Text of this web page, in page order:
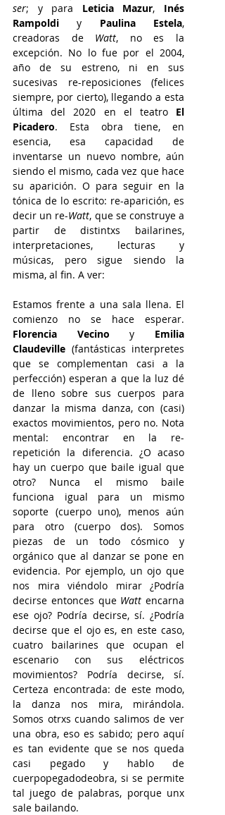
ser; y para Leticia Mazur, Inés
Rampoldi y Paulina Estela,
creadoras de Watt, no es la
excepción. No lo fue por el 2004,
año de su estreno, ni en sus
sucesivas re-reposiciones (felices
siempre, por cierto), llegando a esta
última del 2020 en el teatro El
Picadero. Esta obra tiene, en
esencia, esa capacidad de
inventarse un nuevo nombre, aún
siendo el mismo, cada vez que hace
su aparición. O para seguir en la
tónica de lo escrito: re-aparición, es
decir un re-Watt, que se construye a
partir de distintxs bailarines,
interpretaciones, lecturas y
músicas, pero sigue siendo la
misma, al fin. A ver:
Estamos frente a una sala llena. El
Florencia Vecino y Emilia
Claudeville (fantásticas interpretes
que se complementan casi a la
perfección) esperan a que la luz dé
de lleno sobre sus cuerpos para
danzar la misma danza, con (casi)
exactos movimientos, pero no. Nota
mental: encontrar en la re-
repetición la diferencia. ¿O acaso
hay un cuerpo que baile igual que
otro? Nunca el mismo baile
funciona igual para un mismo
soporte (cuerpo uno), menos aún
para otro (cuerpo dos). Somos
piezas de un todo cósmico y
orgánico que al danzar se pone en
evidencia. Por ejemplo, un ojo que
nos mira viéndolo mirar ¿Podría
decirse entonces que Watt encarna
ese ojo? Podría decirse, sí. ¿Podría
decirse que el ojo es, en este caso,
cuatro bailarines que ocupan el
escenario con sus eléctricos
movimientos? Podría decirse, sí.
Certeza encontrada: de este modo,
la danza nos mira, mirándola.
Somos otrxs cuando salimos de ver
una obra, eso es sabido; pero aquí
es tan evidente que se nos queda
casi pegado y hablo de
cuerpopegadodeobra, si se permite
tal juego de palabras, porque unx
sale bailando.